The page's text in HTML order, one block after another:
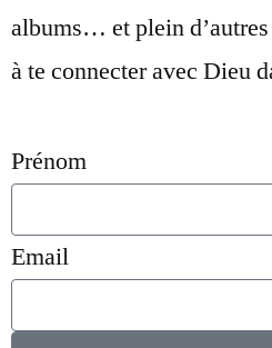
albums… et plein
à te connecter avec Dieu
Prénom
Email